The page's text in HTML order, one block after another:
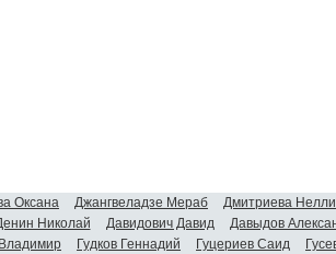
Оксана Джангвеладзе Мераб Дмитриева Нелли
Николай Давидович Давид Давыдов
Владимир Гудков Геннадий Гуцериев Саид